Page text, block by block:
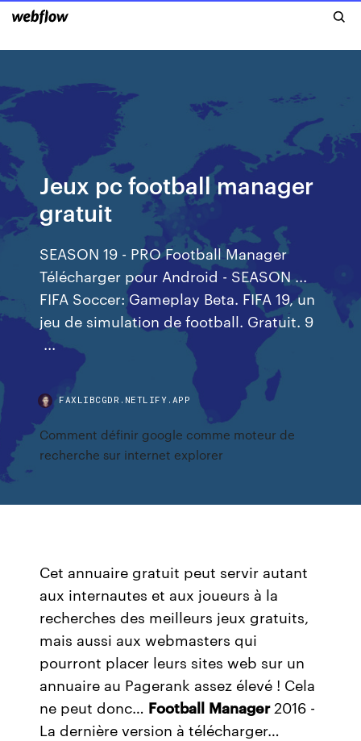
Jeux pc football manager
gratuit
SEASON 19 - PRO Football Manager
Télécharger pour Android - SEASON ...
FIFA Soccer: Gameplay Beta. FIFA 19, un
jeu de simulation de football. Gratuit. 9
...
FAXLIBCGDR.NETLIFY.APP
Comment définir google comme moteur de
recherche sur internet explorer
Cet annuaire gratuit peut servir autant
aux internautes et aux joueurs à la
recherches des meilleurs jeux gratuits,
mais aussi aux webmasters qui
pourront placer leurs sites web sur un
annuaire au Pagerank assez élevé ! Cela
ne peut donc… Football Manager2016 -
La dernière version à télécharger…